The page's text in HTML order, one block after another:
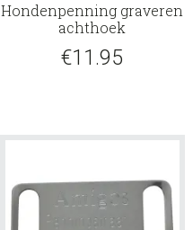
Hondenpenning graveren
achthoek
€11.95